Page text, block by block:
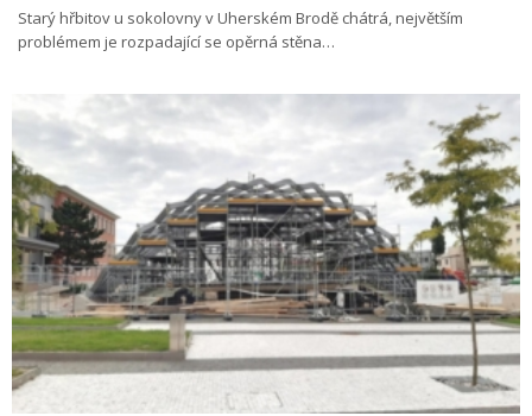
Starý hřbitov u sokolovny v Uherském Brodě chátrá, největším
problémem je rozpadající se opěrná stěna…